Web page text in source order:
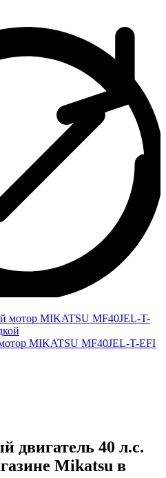
MIKATSU MF40JEL-T-EFI
двигатель 40 л.с.
Mikatsu в